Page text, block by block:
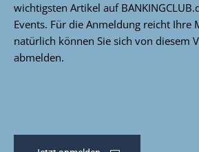
wichtigsten Artikel auf
Events. Für die Anmeldung reicht Ihre
natürlich können Sie sich von diesem
abmelden.